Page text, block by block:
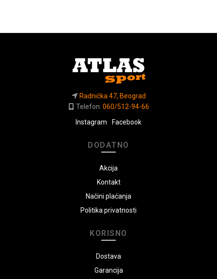
Radnička 47, Beograd
Telefon: 060/512-94-66
Instagram
Facebook
DODATNO
Akcija
Kontakt
Načini plaćanja
Politika privatnosti
KORISNO
Dostava
Garancija